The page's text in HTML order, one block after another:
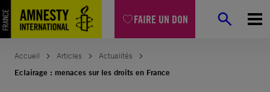
FAIRE UN DON
Aller
au
contenu
Accueil Articles
Actualités
Eclairage : menaces sur les droits en France